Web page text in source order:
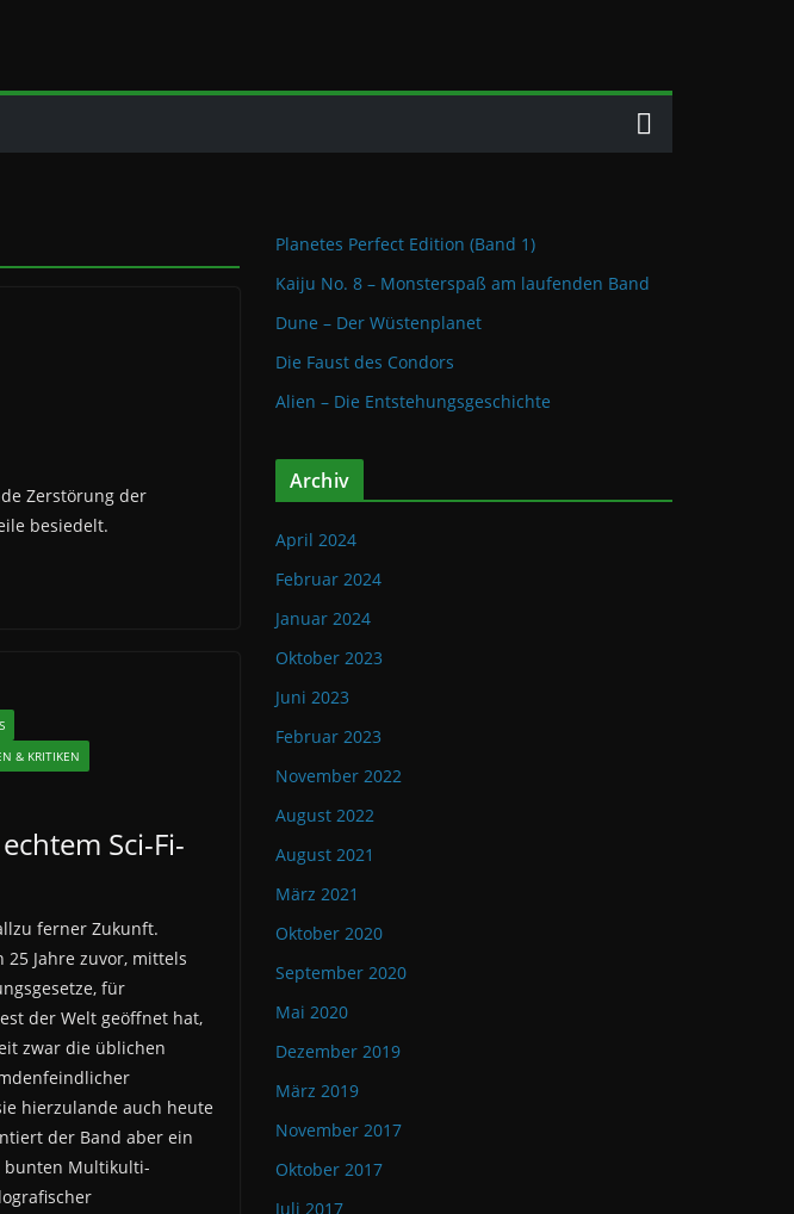
Zerstörung der
besiedelt.
& KRITIKEN
Sci-Fi-
ferner Zukunft.
25 Jahre zuvor, mittels
für
der Welt geöffnet hat,
zwar die üblichen
hierzulande auch heute
der Band aber ein
bunten Multikulti-
Planetes Perfect Edition (Band 1)
Kaiju No. 8 – Monsterspaß am laufenden Band
Dune – Der Wüstenplanet
Die Faust des Condors
Alien – Die Entstehungsgeschichte
Archiv
April 2024
Februar 2024
Januar 2024
Oktober 2023
Juni 2023
Februar 2023
November 2022
August 2022
August 2021
März 2021
Oktober 2020
September 2020
Mai 2020
Dezember 2019
März 2019
November 2017
Oktober 2017
Juli 2017